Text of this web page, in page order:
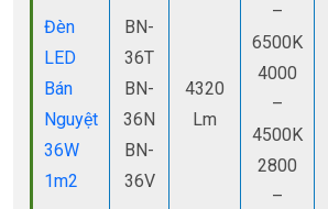
Đèn
LED
Bán
Nguyệt
36W
1m2
BN-
36T
BN-
36N
BN-
36V
4320
Lm
–
6500K
4000
–
4500K
2800
–